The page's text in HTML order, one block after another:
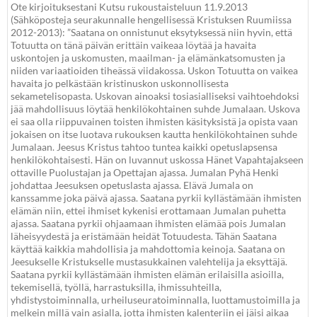
Ote kirjoituksestani Kutsu rukoustaisteluun 11.9.2013
(Sähköposteja seurakunnalle hengellisessä Kristuksen Ruumiissa
2012-2013): ”Saatana on onnistunut eksytyksessä niin hyvin, että
Totuutta on tänä päivän erittäin vaikeaa löytää ja havaita
uskontojen ja uskomusten, maailman- ja elämänkatsomusten ja
niiden variaatioiden tiheässä viidakossa. Uskon Totuutta on vaikea
havaita jo pelkästään kristinuskon uskonnollisesta
sekametelisopasta. Uskovan ainoaksi tosiasialliseksi vaihtoehdoksi
jää mahdollisuus löytää henkilökohtainen suhde Jumalaan. Uskova
ei saa olla riippuvainen toisten ihmisten käsityksistä ja opista vaan
jokaisen on itse luotava rukouksen kautta henkilökohtainen suhde
Jumalaan. Jeesus Kristus tahtoo tuntea kaikki opetuslapsensa
henkilökohtaisesti. Hän on luvannut uskossa Hänet Vapahtajakseen
ottaville Puolustajan ja Opettajan ajassa. Jumalan Pyhä Henki
johdattaa Jeesuksen opetuslasta ajassa. Elävä Jumala on
kanssamme joka päivä ajassa. Saatana pyrkii kyllästämään ihmisten
elämän niin, ettei ihmiset kykenisi erottamaan Jumalan puhetta
ajassa. Saatana pyrkii ohjaamaan ihmisten elämää pois Jumalan
läheisyydestä ja eristämään heidät Totuudesta. Tähän Saatana
käyttää kaikkia mahdollisia ja mahdottomia keinoja. Saatana on
Jeesukselle Kristukselle mustasukkainen valehtelija ja eksyttäjä.
Saatana pyrkii kyllästämään ihmisten elämän erilaisilla asioilla,
tekemisellä, työllä, harrastuksilla, ihmissuhteilla,
yhdistystoiminnalla, urheiluseuratoiminnalla, luottamustoimilla ja
melkein millä vain asialla, jotta ihmisten kalenteriin ei jäisi aikaa